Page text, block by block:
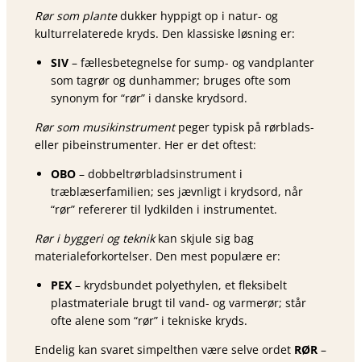
Rør som plantedukker hyppigt op i natur- og
kulturrelaterede kryds. Den klassiske løsning er:
SIV – fællesbetegnelse for sump- og vandplanter
som tagrør og dunhammer; bruges ofte som
synonym for “rør” i danske krydsord.
Rør som musikinstrumentpeger typisk på rørblads-
eller pibeinstrumenter. Her er det oftest:
OBO – dobbeltrørbladsinstrument i
træblæserfamilien; ses jævnligt i krydsord, når
“rør” refererer til lydkilden i instrumentet.
Rør i byggeri og teknikkan skjule sig bag
materialeforkortelser. Den mest populære er:
PEX – krydsbundet polyethylen, et fleksibelt
plastmateriale brugt til vand- og varmerør; står
ofte alene som “rør” i tekniske kryds.
Endelig kan svaret simpelthen være selve ordet RØR –